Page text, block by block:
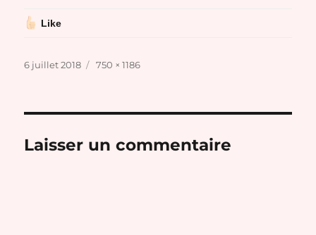
Like
Publié
6 juillet 2018
Taille
750 × 1186
Laisser un commentaire